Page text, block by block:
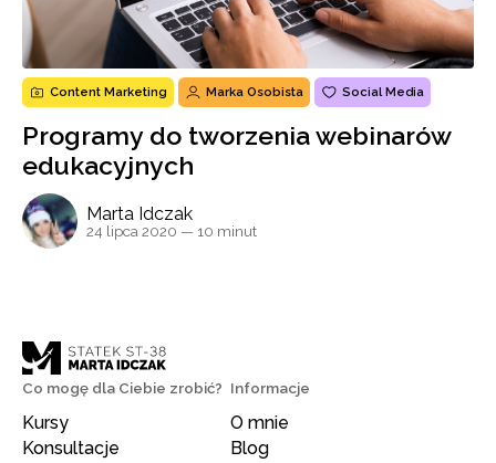
Content Marketing Marka Osobista Social Media
Programy do tworzenia webinarów
edukacyjnych
Marta Idczak
24 lipca 2020 — 10 minut
Co mogę dla Ciebie zrobić?
Kursy
Konsultacje
Informacje
O mnie
Blog